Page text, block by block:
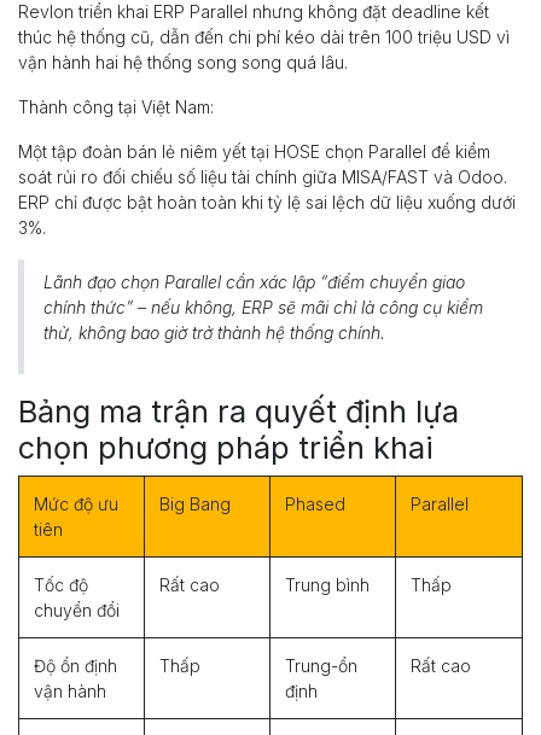
Revlon triển khai ERP Parallel nhưng không đặt deadline kết
thúc hệ thống cũ, dẫn đến chi phí kéo dài trên 100 triệu USD vì
vận hành hai hệ thống song song quá lâu.
Thành công tại Việt Nam:
Một tập đoàn bán lẻ niêm yết tại HOSE chọn Parallel để kiểm
soát rủi ro đối chiếu số liệu tài chính giữa MISA/FAST và Odoo.
ERP chỉ được bật hoàn toàn khi tỷ lệ sai lệch dữ liệu xuống dưới
3%.
Lãnh đạo chọn Parallel cần xác lập “điểm chuyển giao
chính thức” – nếu không, ERP sẽ mãi chỉ là công cụ kiểm
thử, không bao giờ trở thành hệ thống chính.
Bảng ma trận ra quyết định lựa
chọn phương pháp triển khai
Mức độ ưu
tiên
Big Bang Phased Parallel
Tốc độ
chuyển đổi
Rất cao Trung bình Thấp
Độ ổn định
vận hành
Thấp
Trung-ổn
định
Rất cao